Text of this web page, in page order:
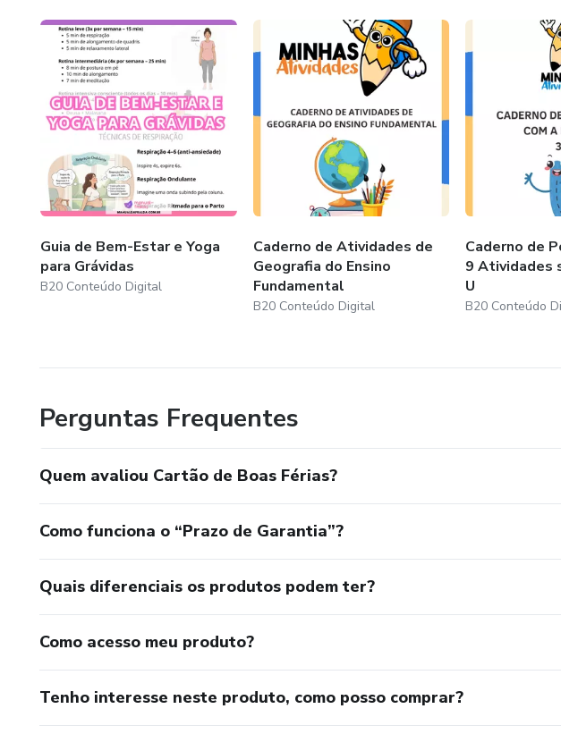
As etapas de contratação e desenvolvimento dos serviços contratados são
1 - Análise do cliente
Entrevista com o cliente e estudo de projeto para melhor escolha dos serviços.
3 - Flow de operações
2 - Pagamento
4 - Entrega e renovação
Entrega dos serviços contratados e finalizados, com sugestões de novos passos.
Guia de Bem-Estar e Yoga
para Grávidas
B20 Conteúdo Digital
Caderno de Atividades de
Geografia do Ensino
Fundamental
B20 Conteúdo Digital
Caderno de
9 Atividades
U
B20 Conteúdo
Perguntas Frequentes
Quem avaliou Cartão de Boas Férias?
Como funciona o “Prazo de Garantia”?
Quais diferenciais os produtos podem ter?
Como acesso meu produto?
Tenho interesse neste produto, como posso comprar?